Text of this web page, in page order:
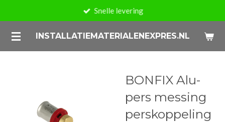
naar
de
INSTALLATIEMATERIALENEXPRES.NL
Snelle levering
BONFIX Alu-
pers messing
perskoppeling